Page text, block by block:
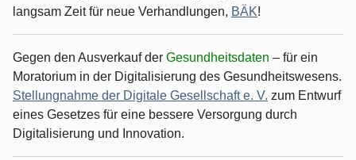
langsam Zeit für neue Verhandlungen, BÄK!
Gegen den Ausverkauf der Gesundheitsdaten – für ein
Moratorium in der Digitalisierung des Gesundheitswesens.
Stellungnahme der Digitale Gesellschaft e. V. zum Entwurf
eines Gesetzes für eine bessere Versorgung durch
Digitalisierung und Innovation.